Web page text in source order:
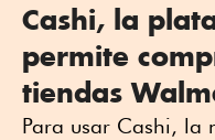
Cashi, la
permite
tiendas
Para usar Cashi, la